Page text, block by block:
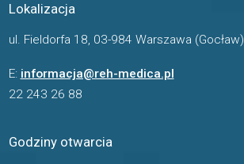
Lokalizacja
ul. Fieldorfa 18, 03-984 Warszawa (Gocław)
E: informacja@reh-medica.pl
22 243 26 88
Godziny otwarcia